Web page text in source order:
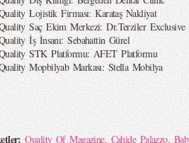
Lojistik Firması: Karataş Nakliyat
Saç Ekim Merkezi: Dr.Terziler
İş İnsanı: Sebahattin Gürel
STK Platformu: AFET Platformu
Mopbilyab Markası: Stella Mobilya
Quality Of Magazine, Cahide Palazzo,